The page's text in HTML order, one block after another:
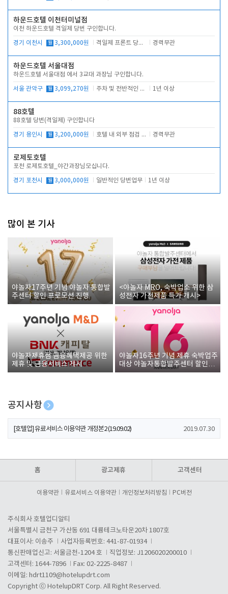
하운드호텔 이천터미널점
이천 하운드호텔 격일제 당번 구인합니다.
경기 이천시 월 3,300,000원 격일제 프론트 당번 업무로 주차 및 객실 점검 경력무관
하운드호텔 서울대점
하운드호텔 서울대점 에서 3교대 과장님 구인합니다.
서울 관악구 월 3,099,270원 주차 및 전반적인 당번업무 1년 이상
88호텔
88호텔 당번(격일제) 구인합니다
경기 용인시 월 3,200,000원 호텔 내 외부 점검 및 프런트 운영 경력무관
로제토호텔
포천 로제토호텔_야간과장님모십니다.
경기 포천시 월 3,000,000원 일반적인 당번업무 1년 이상
많이 본 기사
야놀자17주년 기념 야놀자 통합발
주센터 할인 프로모션 진행
<야놀자 MRO, 숙박업소 위한 삼
성전자 가전제품 특가 개시>
야놀자제휴점 금융혜택제공 위한
제휴 및 금융서비스 게시
야놀자16주년 기념 제휴 숙박업주
대상 야놀자통합발주센터 할인쿠
폰 증정
공지사항
[호텔업] 개인정보 처리방침 개정본1 (19.09.02)
[호텔업] 유료서비스 이용약관 개정본2 (19.09.02) 2019.07.30
홈 광고제휴 고객센터
이용약관 유료서비스 이용약관 개인정보처리방침 PC버전
주식회사 호텔업디알티
서울특별시 금천구 가산동 691 대륭테크노타운20차 1807호
대표이사: 이송주
사업자등록번호: 441-87-01934
통신판매업신고: 서울금천-1204 호
직업정보: J1206020200010
고객센터: 1644-7896
Fax: 02-2225-8487
이메일: hdrt1109@hotelupdrt.com
Copyright ⓒ HotelupDRT Corp. All Right Reserved.